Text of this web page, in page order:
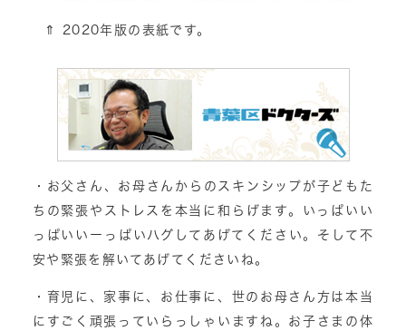
⇑ 2020年版の表紙です。
・お父さん、お母さんからのスキンシップが子どもた
ちの緊張やストレスを本当に和らげます。いっぱいい
っぱいいーっぱいハグしてあげてください。そして不
安や緊張を解いてあげてくださいね。
・育児に、家事に、お仕事に、世のお母さん方は本当
にすごく頑張っていらっしゃいますね。お子さまの体